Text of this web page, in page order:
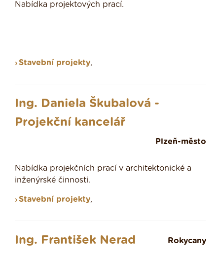
Nabídka projektových prací.
Stavební projekty,
Ing. Daniela Škubalová -
Projekční kancelář
Plzeň-město
Nabídka projekčních prací v architektonické a
inženýrské činnosti.
Stavební projekty,
Ing. František Nerad Rokycany